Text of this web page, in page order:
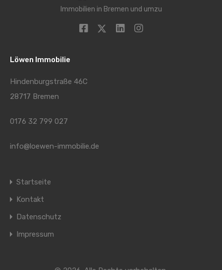
Immobilien in Bremen und umzu
Löwen Immobilie
Hindenburgstraße 46C
28717 Bremen
0176 32 799 027
info@loewen-immobilie.de
Startseite
Kontakt
Datenschutz
Impressum